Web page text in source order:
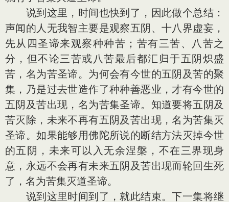
说到这里，时间也快到了，因此做个总结：
声闻的人无我智主要是观察五阴、十八界虚妄，
先从四圣谛来观察种种苦；苦有三苦、八苦之
分，但不论三苦或八苦最后都汇归于五阴炽盛
苦，名为苦圣谛。为何会有今世的五阴及苦的聚
集，乃是过去世造作了种种善恶业，才有今世的
五阴及苦出现，名为苦集圣谛。知道要将五阴及
苦灭除，未来不再有五阴及苦出现，名为苦集灭
圣谛。如果能够用佛陀所说的断结方法灭掉今世
的五阴，未来可以入无余涅槃，不在三界现身
意，永远不会再有未来五阴及苦出现而轮回生死
了，名为苦集灭道圣谛。
说到这里时间到了，就此结束。下一集将继